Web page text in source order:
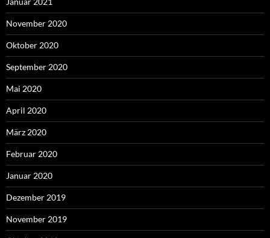
November 2020
Oktober 2020
September 2020
Mai 2020
April 2020
März 2020
Februar 2020
Januar 2020
Dezember 2019
November 2019